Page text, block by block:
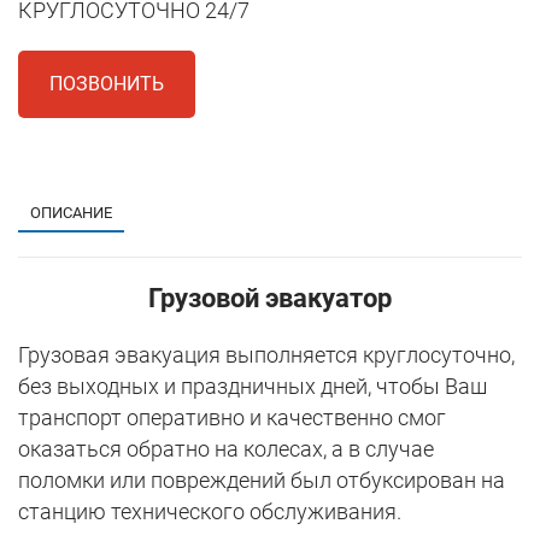
КРУГЛОСУТОЧНО 24/7
ПОЗВОНИТЬ
ОПИСАНИЕ
Грузовой эвакуатор
Грузовая эвакуация выполняется круглосуточно,
без выходных и праздничных дней, чтобы Ваш
транспорт оперативно и качественно смог
оказаться обратно на колесах, а в случае
поломки или повреждений был отбуксирован на
станцию технического обслуживания.